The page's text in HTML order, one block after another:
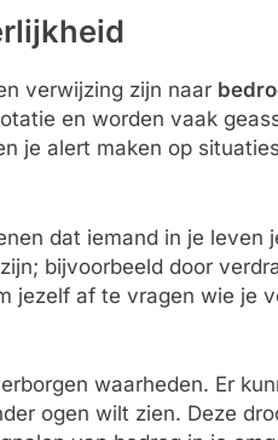
verwijzing zijn naar
en worden vaak
je alert maken op
dat iemand in je leven
bijvoorbeeld door
jezelf af te vragen wie je
waarheden. Er
ogen wilt zien. Deze